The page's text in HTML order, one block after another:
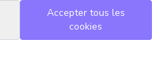
Accepter tous les
cookies